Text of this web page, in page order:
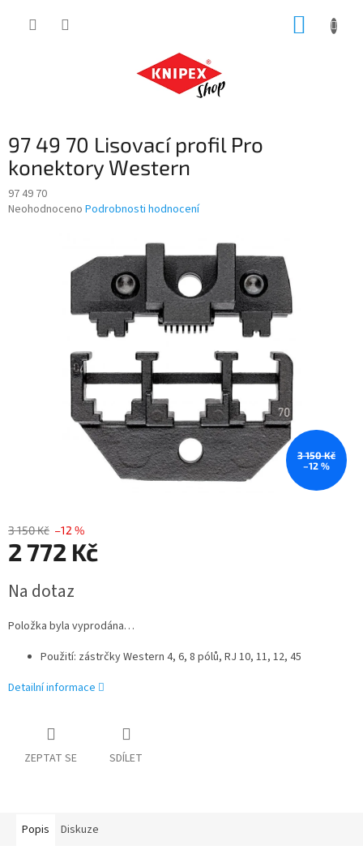
97 49 70 Lisovací profil Pro
konektory Western
97 49 70
Průměrné
Neohodnoceno Podrobnosti hodnocení
3 150 Kč
–12 %
3 150 Kč –12 %
2 772 Kč
cena:
Na dotaz
Položka byla vyprodána…
Použití: zástrčky Western 4, 6, 8 pólů, RJ 10, 11, 12, 45
Detailní informace
ZEPTAT SE SDÍLET
Popis Diskuze